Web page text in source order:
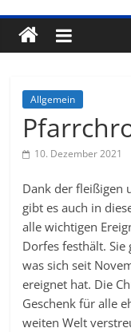
Allgemein
10. Dezember 2021
Dank der fleißigen
gibt es auch in
alle wichtigen
Dorfes festhält.
was sich seit
ereignet hat. Die
Geschenk für alle
weiten Welt